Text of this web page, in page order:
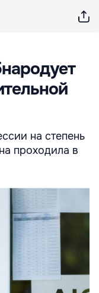
на степень
проходила в